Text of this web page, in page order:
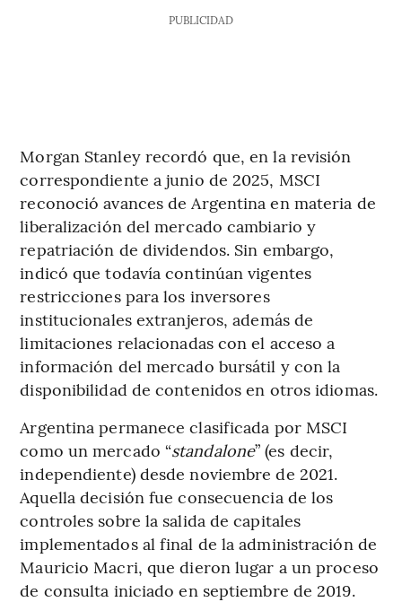
PUBLICIDAD
Morgan Stanley recordó que, en la revisión
correspondiente a junio de 2025, MSCI
reconoció avances de Argentina en materia de
liberalización del mercado cambiario y
repatriación de dividendos. Sin embargo,
indicó que todavía continúan vigentes
restricciones para los inversores
institucionales extranjeros, además de
limitaciones relacionadas con el acceso a
información del mercado bursátil y con la
disponibilidad de contenidos en otros idiomas.
Argentina permanece clasificada por MSCI
como un mercado “standalone” (es decir,
independiente) desde noviembre de 2021.
Aquella decisión fue consecuencia de los
controles sobre la salida de capitales
implementados al final de la administración de
Mauricio Macri, que dieron lugar a un proceso
de consulta iniciado en septiembre de 2019.